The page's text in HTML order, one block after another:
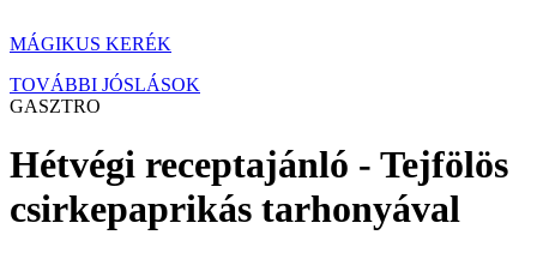
MÁGIKUS KERÉK
TOVÁBBI JÓSLÁSOK
GASZTRO
Hétvégi receptajánló - Tejfölös
csirkepaprikás tarhonyával